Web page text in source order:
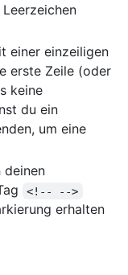
einer einzeiligen
erste Zeile (oder
keine
du ein
um eine
deinen
<!-- -->
erhalten